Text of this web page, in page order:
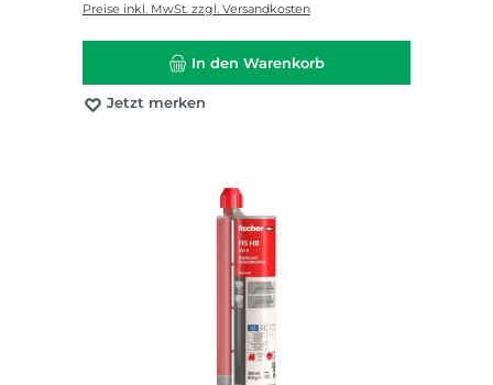
Preise inkl. MwSt. zzgl. Versandkosten
In den Warenkorb
Jetzt merken